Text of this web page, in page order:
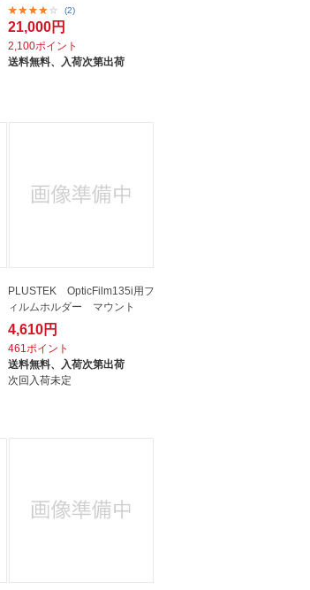
(2)
21,000円
2,100ポイント
送料無料、
入荷次第出荷
PLUSTEK OpticFilm135i用フ
ィルムホルダー マウント
4,610円
461ポイント
送料無料、
入荷次第出荷
次回入荷未定